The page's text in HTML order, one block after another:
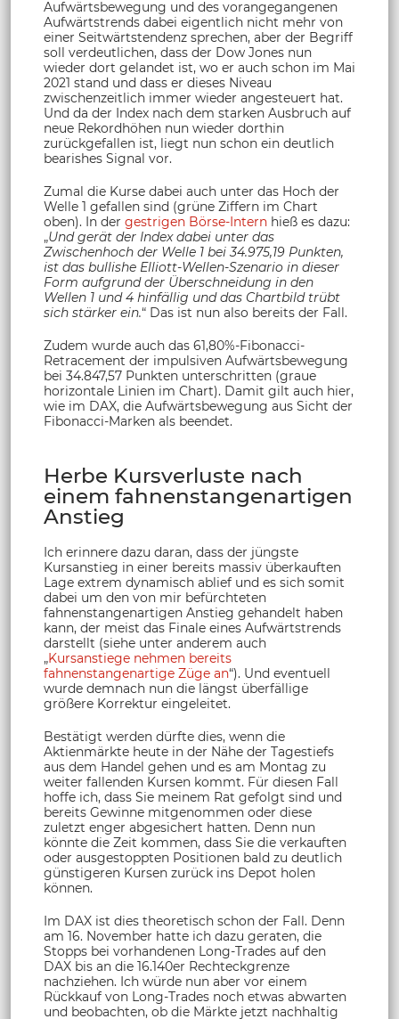
Aufwärtsbewegung und des vorangegangenen
Aufwärtstrends dabei eigentlich nicht mehr von
einer Seitwärtstendenz sprechen, aber der Begriff
soll verdeutlichen, dass der Dow Jones nun
wieder dort gelandet ist, wo er auch schon im Mai
2021 stand und dass er dieses Niveau
zwischenzeitlich immer wieder angesteuert hat.
Und da der Index nach dem starken Ausbruch auf
neue Rekordhöhen nun wieder dorthin
zurückgefallen ist, liegt nun schon ein deutlich
bearishes Signal vor.
Zumal die Kurse dabei auch unter das Hoch der
Welle 1 gefallen sind (grüne Ziffern im Chart
oben). In der gestrigen Börse-Intern hieß es dazu:
„Und gerät der Index dabei unter das
Zwischenhoch der Welle 1 bei 34.975,19 Punkten,
ist das bullishe Elliott-Wellen-Szenario in dieser
Form aufgrund der Überschneidung in den
Wellen 1 und 4 hinfällig und das Chartbild trübt
sich stärker ein.“ Das ist nun also bereits der Fall.
Zudem wurde auch das 61,80%-Fibonacci-
Retracement der impulsiven Aufwärtsbewegung
bei 34.847,57 Punkten unterschritten (graue
horizontale Linien im Chart). Damit gilt auch hier,
wie im DAX, die Aufwärtsbewegung aus Sicht der
Fibonacci-Marken als beendet.
Herbe Kursverluste nach
einem fahnenstangenartigen
Anstieg
Ich erinnere dazu daran, dass der jüngste
Kursanstieg in einer bereits massiv überkauften
Lage extrem dynamisch ablief und es sich somit
dabei um den von mir befürchteten
fahnenstangenartigen Anstieg gehandelt haben
kann, der meist das Finale eines Aufwärtstrends
darstellt (siehe unter anderem auch
„Kursanstiege nehmen bereits
fahnenstangenartige Züge an“). Und eventuell
wurde demnach nun die längst überfällige
größere Korrektur eingeleitet.
Bestätigt werden dürfte dies, wenn die
Aktienmärkte heute in der Nähe der Tagestiefs
aus dem Handel gehen und es am Montag zu
weiter fallenden Kursen kommt. Für diesen Fall
hoffe ich, dass Sie meinem Rat gefolgt sind und
bereits Gewinne mitgenommen oder diese
zuletzt enger abgesichert hatten. Denn nun
könnte die Zeit kommen, dass Sie die verkauften
oder ausgestoppten Positionen bald zu deutlich
günstigeren Kursen zurück ins Depot holen
können.
Im DAX ist dies theoretisch schon der Fall. Denn
am 16. November hatte ich dazu geraten, die
Stopps bei vorhandenen Long-Trades auf den
DAX bis an die 16.140er Rechteckgrenze
nachziehen. Ich würde nun aber vor einem
Rückkauf von Long-Trades noch etwas abwarten
und beobachten, ob die Märkte jetzt nachhaltig